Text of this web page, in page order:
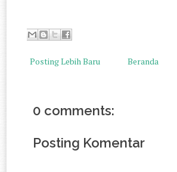
Posting Lebih Baru Beranda
0 comments:
Posting Komentar